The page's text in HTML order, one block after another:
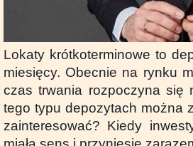
Lokaty krótkoterminowe to
miesięcy. Obecnie na rynku
czas trwania rozpoczyna
tego typu depozytach można
zainteresować? Kiedy